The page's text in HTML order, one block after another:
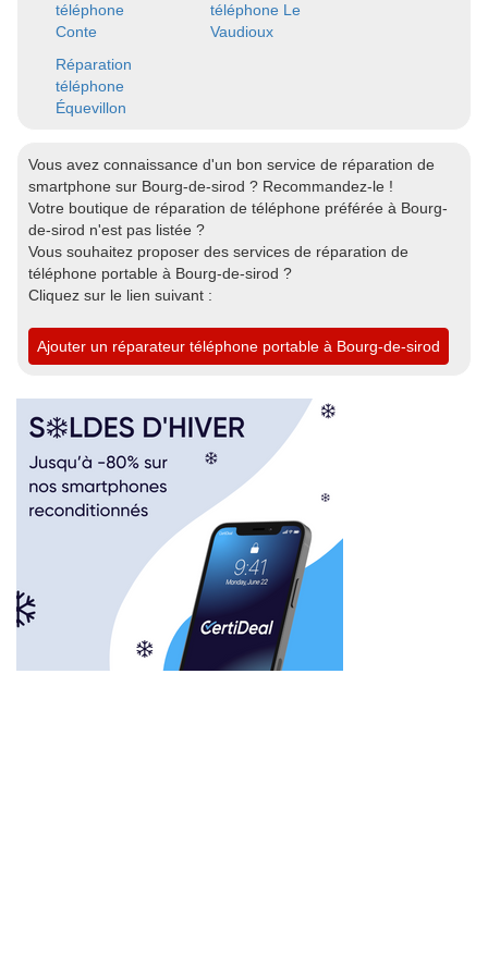
téléphone
Conte
téléphone Le
Vaudioux
Réparation
téléphone
Équevillon
Vous avez connaissance d'un bon service de réparation de
smartphone sur Bourg-de-sirod ? Recommandez-le !
Votre boutique de réparation de téléphone préférée à Bourg-
de-sirod n'est pas listée ?
Vous souhaitez proposer des services de réparation de
téléphone portable à Bourg-de-sirod ?
Cliquez sur le lien suivant :
Ajouter un réparateur téléphone portable à Bourg-de-sirod